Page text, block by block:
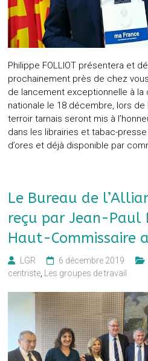
Philippe FOLLIOT présentera et
prochainement près de chez
de lancement exceptionnelle à la
nationale le 18 décembre, lors
terroir tarnais seront mis à
dans les librairies et tabac-
d’ores et déjà disponible par
Le Bureau de
reçu par Jean-Paul
Haut-Commissaire
LGR 6 décembre 2019
centriste
Les groupes de travail